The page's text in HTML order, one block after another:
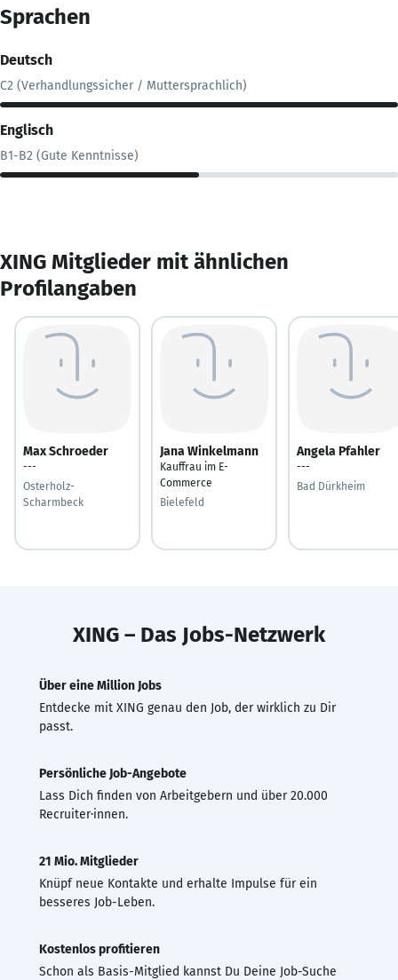
Sprachen
Deutsch
C2 (Verhandlungssicher / Muttersprachlich)
Englisch
B1-B2 (Gute Kenntnisse)
XING Mitglieder mit ähnlichen
Profilangaben
Max Schroeder
---
Osterholz-
Scharmbeck
Jana Winkelmann
Kauffrau im E-
Commerce
Bielefeld
Angela Pfahler
---
Bad Dürkheim
XING – Das Jobs-Netzwerk
Über eine Million Jobs
Entdecke mit XING genau den Job, der wirklich zu Dir
passt.
Persönliche Job-Angebote
Lass Dich finden von Arbeitgebern und über 20.000
Recruiter·innen.
21 Mio. Mitglieder
Knüpf neue Kontakte und erhalte Impulse für ein
besseres Job-Leben.
Kostenlos profitieren
Schon als Basis-Mitglied kannst Du Deine Job-Suche